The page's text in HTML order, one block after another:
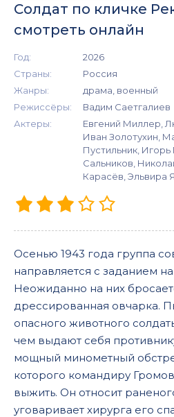
Солдат по кличке
смотреть онлайн
Год:
2026
Страны:
Россия
Жанры:
драма, военный
Режиссёры:
Вадим Саетгалиев
Актеры:
Евгений Миллер,
Иван Золотухин,
Пустильник,
Сальников,
Карасёв, Эльвира
Осенью 1943 года группа
направляется с заданием
Неожиданно на них
дрессированная овчарка.
опасного животного
чем выдают себя
мощный минометный
которого командиру
выжить. Он относит
уговаривает хирурга его